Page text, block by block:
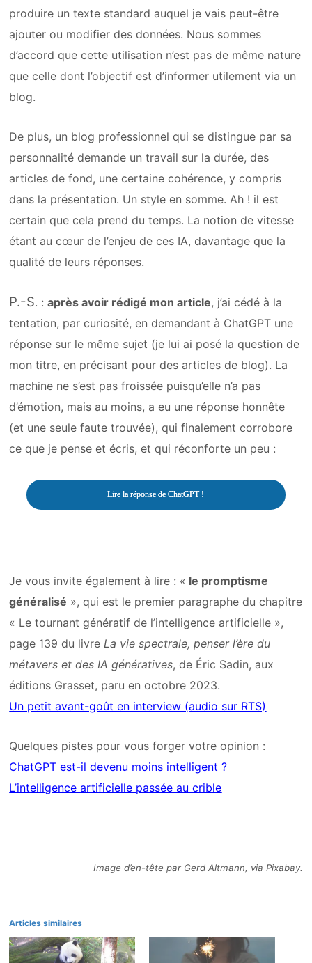
produire un texte standard auquel je vais peut-être
ajouter ou modifier des données. Nous sommes
d’accord que cette utilisation n’est pas de même nature
que celle dont l’objectif est d’informer utilement via un
blog.
De plus, un blog professionnel qui se distingue par sa
personnalité demande un travail sur la durée, des
articles de fond, une certaine cohérence, y compris
dans la présentation. Un style en somme. Ah ! il est
certain que cela prend du temps. La notion de vitesse
étant au cœur de l’enjeu de ces IA, davantage que la
qualité de leurs réponses.
P.-S. :après avoir rédigé mon article, j’ai cédé à la
tentation, par curiosité, en demandant à ChatGPT une
réponse sur le même sujet (je lui ai posé la question de
mon titre, en précisant pour des articles de blog). La
machine ne s’est pas froissée puisqu’elle n’a pas
d’émotion, mais au moins, a eu une réponse honnête
(et une seule faute trouvée), qui finalement corrobore
ce que je pense et écris, et qui réconforte un peu :
Lire la réponse de ChatGPT !
Je vous invite également à lire : « le promptisme
généralisé », qui est le premier paragraphe du chapitre
« Le tournant génératif de l’intelligence artificielle »,
page 139 du livre La vie spectrale, penser l’ère du
métavers et des IA génératives, de Éric Sadin, aux
éditions Grasset, paru en octobre 2023.
Un petit avant-goût en interview (audio sur RTS)
Quelques pistes pour vous forger votre opinion :
ChatGPT est-il devenu moins intelligent ?
L’intelligence artificielle passée au crible
Image d’en-tête par Gerd Altmann, via Pixabay.
Articles similaires